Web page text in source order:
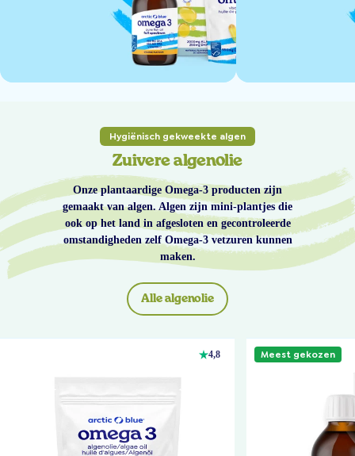
Hygiënisch gekweekte algen
Zuivere algenolie
Onze plantaardige Omega-3 producten zijn
gemaakt van algen. Algen zijn mini-plantjes die
ook op het land in afgesloten en gecontroleerde
omstandigheden zelf Omega-3 vetzuren kunnen
maken.
Alle algenolie
4,8 Meest gekozen